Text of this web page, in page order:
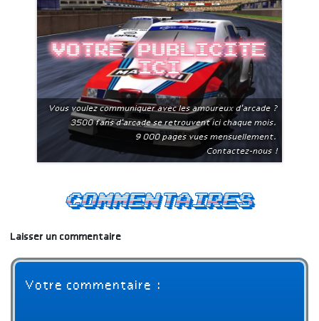
Votre publicite
ici
Vous voulez communiquer avec les amoureux d'arcade ?
3500 fans d'arcade se retrouvent ici chaque mois.
9 000 pages vues mensuellement.
Contactez-nous !
Commentaires
Laisser un commentaire